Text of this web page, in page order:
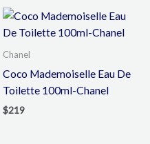
Chanel
Coco Mademoiselle Eau De
Toilette 100ml-Chanel
$219